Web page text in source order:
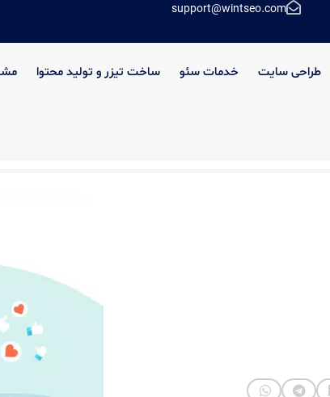
support@wintseo.com
طراحی سایت خدمات سئو ساخت تیزر و تولید محتوا